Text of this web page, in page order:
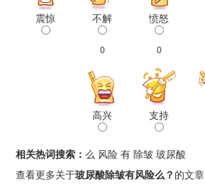
震惊 不解 愤怒
0
高兴
0
支持
相关热词搜索：么 风险 有 除皱 玻尿酸
查看更多关于玻尿酸除皱有风险么？ 的文章